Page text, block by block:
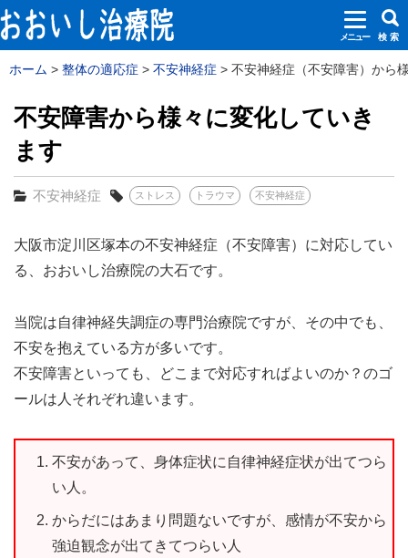
メニュー 検 索
ホーム 整体の適応症 不安神経症 不安神経症（不安障害）から
不安障害から様々に変化していき
ます
不安神経症 ストレス トラウマ 不安神経症
大阪市淀川区塚本の不安神経症（不安障害）に対応してい
る、おおいし治療院の大石です。
当院は自律神経失調症の専門治療院ですが、その中でも、
不安を抱えている方が多いです。
不安障害といっても、どこまで対応すればよいのか？のゴ
ールは人それぞれ違います。
不安があって、身体症状に自律神経症状が出てつら
い人。
からだにはあまり問題ないですが、感情が不安から
強迫観念が出てきてつらい人